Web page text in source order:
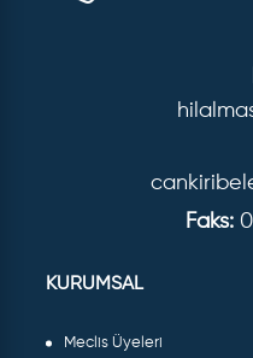
Faks:
KURUMSAL
Meclis Üyeleri